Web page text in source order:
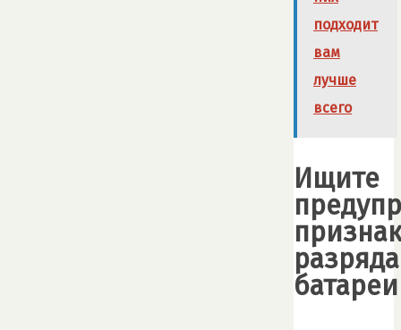
подходит
вам
лучше
всего
Ищите
разряда
батареи